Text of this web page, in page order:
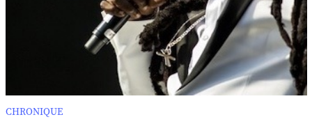
CHRONIQUE